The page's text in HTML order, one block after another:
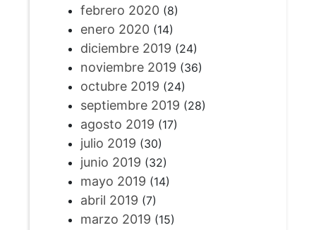
febrero 2020(8)
enero 2020(14)
diciembre 2019 (24)
noviembre 2019 (36)
octubre 2019 (24)
septiembre 2019 (28)
agosto 2019 (17)
julio 2019 (30)
junio 2019 (32)
mayo 2019 (14)
abril 2019 (7)
marzo 2019 (15)